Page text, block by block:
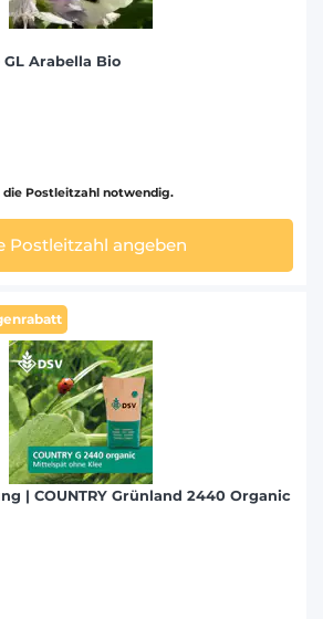
Arabella Bio
Postleitzahl notwendig.
Postleitzahl angeben
| COUNTRY Grünland 2440 Organic